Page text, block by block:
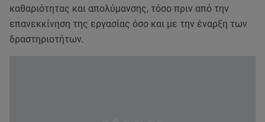
καθαριότητας και απολύμανσης, τόσο πριν από την
επανεκκίνηση της εργασίας όσο και με την έναρξη των
δραστηριοτήτων.